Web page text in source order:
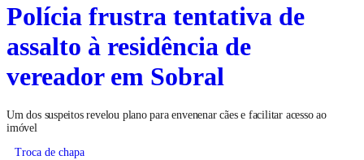
Polícia frustra tentativa de
assalto à residência de
vereador em Sobral
Um dos suspeitos revelou plano para envenenar cães e facilitar acesso ao
imóvel
Troca de chapa